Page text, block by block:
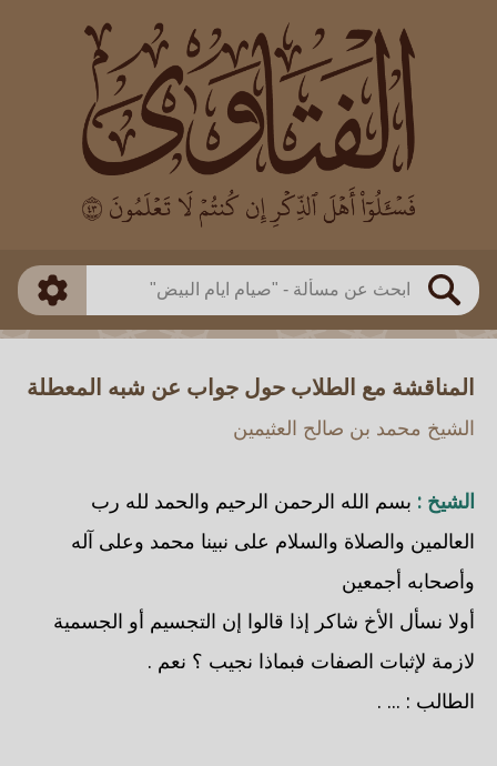
بحث
العالم
بن باز
بن العثيمين
اللجنة الدائمة
طريقة البحث
ذكي
المناقشة مع الطلاب حول جواب عن شبه المعطلة
الشيخ محمد بن صالح العثيمين
الشيخ : بسم الله الرحمن الرحيم والحمد لله رب
العالمين والصلاة والسلام على نبينا محمد وعلى آله
وأصحابه أجمعين
أولا نسأل الأخ شاكر إذا قالوا إن التجسيم أو الجسمية
لازمة لإثبات الصفات فبماذا نجيب ؟ نعم .
الطالب : ... .